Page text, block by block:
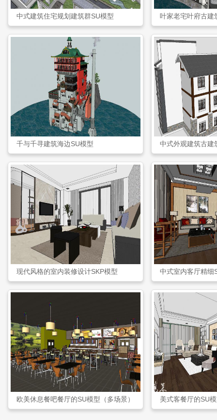
中式建筑住宅规划建筑群SU模型 叶家老宅叶府古建
千与千寻建筑海边SU模型 中式外观建筑古建
现代风格的室内装修设计SKP模型 中式室内客厅精细
欧美休息餐吧餐厅的SU模型（多场景） 美式客餐厅的SU